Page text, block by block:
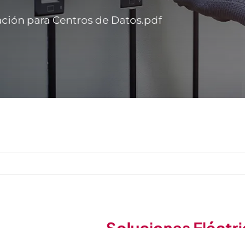
para Centros de Datos.pdf